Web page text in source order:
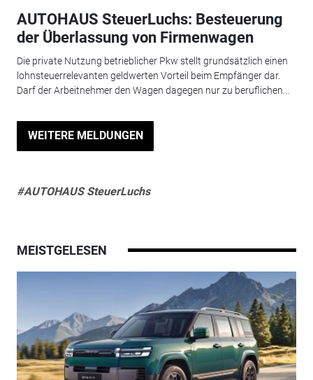
AUTOHAUS SteuerLuchs: Besteuerung
der Überlassung von Firmenwagen
Die private Nutzung betrieblicher Pkw stellt grundsätzlich einen
lohnsteuerrelevanten geldwerten Vorteil beim Empfänger dar.
Darf der Arbeitnehmer den Wagen dagegen nur zu beruflichen...
WEITERE MELDUNGEN
#AUTOHAUS SteuerLuchs
MEISTGELESEN